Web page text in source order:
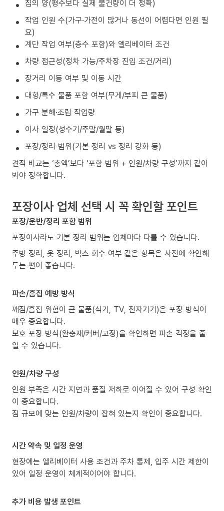
짐의 양(평수보다 실제 물건량이 더 정확)
작업 인원 수(가구·가전이 많거나 동선이 어렵다면 인원 필
요)
계단 작업 여부(층수 포함)와 엘리베이터 조건
차량 접근성(정차 가능/주차장 진입 조건/거리)
장거리 이동 여부 및 이동 시간
대형/특수 물품 포함 여부(무게/부피 큰 물품)
가구 분해·조립 작업량
이사 일정(성수기/주말/월말 등)
포장/정리 범위(기본 정리 vs 정리 강화 등)
견적 비교는 ‘총액’보다 ‘포함 범위 + 인원/차량 구성’까지 같이
봐야 정확합니다.
포장이사 업체 선택 시 꼭 확인할 포인트
포장/운반/정리 포함 범위
포장이사라도 기본 정리 범위는 업체마다 다를 수 있습니다.
주방 정리, 옷 정리, 박스 회수 여부 같은 항목은 사전에 확인해
두는 편이 좋습니다.
파손/흠집 예방 방식
깨짐/흠집 위험이 큰 물품(식기, TV, 전자기기)은 포장 방식이
매우 중요합니다.
보호 포장 방식(완충재/커버/고정)을 확인하면 파손 걱정을 줄
일 수 있습니다.
인원/차량 구성
인원 부족은 시간 지연과 품질 저하로 이어질 수 있어 구성 확인
이 중요합니다.
짐 규모에 맞는 인원/차량이 잡혀 있는지 확인이 중요합니다.
시간 약속 및 일정 운영
현장에는 엘리베이터 사용 조건과 주차 통제, 입주 시간 제한이
있어 일정 운영이 체계적이어야 합니다.
추가 비용 발생 포인트